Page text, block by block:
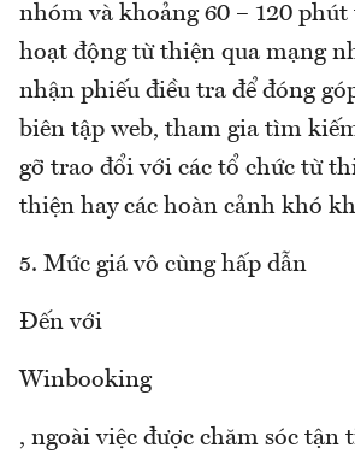
nhóm và khoảng 60 – 120 phút
hoạt động từ thiện qua mạng
nhận phiếu điều tra để đóng
biên tập web, tham gia tìm
gỡ trao đổi với các tổ chức từ
thiện hay các hoàn cảnh khó
5. Mức giá vô cùng hấp dẫn
Đến với
Winbooking
, ngoài việc được chăm sóc tận